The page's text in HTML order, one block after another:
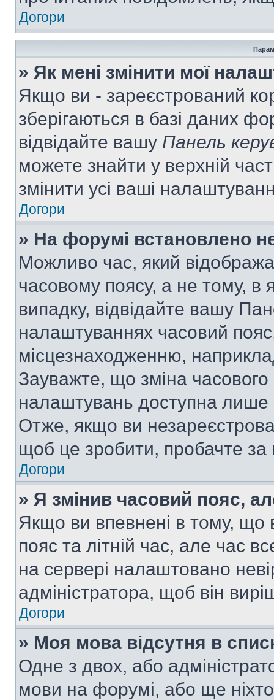
Догори
» Як мені змінити мої
Якщо ви - зареєстрований
зберігаються в базі даних
відвідайте вашу Панель
можете знайти у верхній
змінити усі ваші
Догори
» На форумі встановлено
Можливо час, який
часовому поясу, а не тому, в
випадку, відвідайте вашу
налаштуваннях часовий
місцезнаходженню,
Зауважте, що зміна часового
налаштувань доступна лише
Отже, якщо ви
щоб це зробити, пробачте за
Догори
» Я змінив часовий пояс,
Якщо ви впевнені в тому, що
пояс та літній час, але час
на сервері налаштовано
адміністратора, щоб він
Догори
» Моя мова відсутня в
Одне з двох, або
мови на форумі, або ще